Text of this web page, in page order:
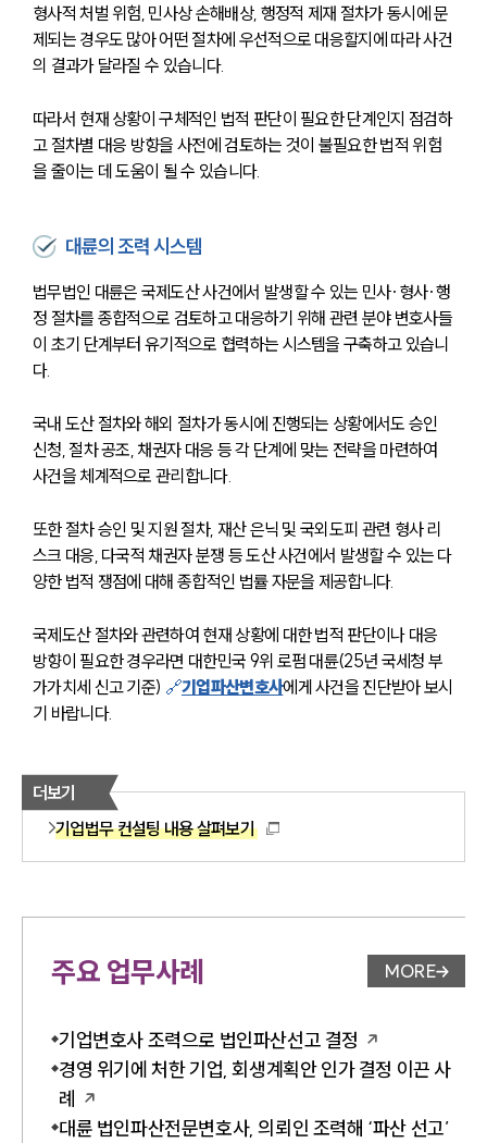
형사적 처벌 위험, 민사상 손해배상, 행정적 제재 절차가 동시에 문
제되는 경우도 많아 어떤 절차에 우선적으로 대응할지에 따라 사건
의 결과가 달라질 수 있습니다.
따라서 현재 상황이 구체적인 법적 판단이 필요한 단계인지 점검하
고 절차별 대응 방향을 사전에 검토하는 것이 불필요한 법적 위험
을 줄이는 데 도움이 될 수 있습니다.
대륜의 조력 시스템
법무법인 대륜은 국제도산 사건에서 발생할 수 있는 민사·형사·행
정 절차를 종합적으로 검토하고 대응하기 위해 관련 분야 변호사들
이 초기 단계부터 유기적으로 협력하는 시스템을 구축하고 있습니
다.
국내 도산 절차와 해외 절차가 동시에 진행되는 상황에서도 승인
신청, 절차 공조, 채권자 대응 등 각 단계에 맞는 전략을 마련하여
사건을 체계적으로 관리합니다.
또한 절차 승인 및 지원 절차, 재산 은닉 및 국외도피 관련 형사 리
스크 대응, 다국적 채권자 분쟁 등 도산 사건에서 발생할 수 있는 다
양한 법적 쟁점에 대해 종합적인 법률 자문을 제공합니다.
국제도산 절차와 관련하여 현재 상황에 대한 법적 판단이나 대응
방향이 필요한 경우라면 대한민국 9위 로펌 대륜(25년 국세청 부
가가치세 신고 기준) 🔗기업파산변호사에게 사건을 진단받아 보시
기 바랍니다.
더보기
기업법무 컨설팅 내용 살펴보기
주요 업무사례 업무사례
MORE
기업변호사 조력으로 법인파산선고 결정
경영 위기에 처한 기업, 회생계획안 인가 결정 이끈 사
례
대륜 법인파산전문변호사, 의뢰인 조력해 ‘파산 선고’